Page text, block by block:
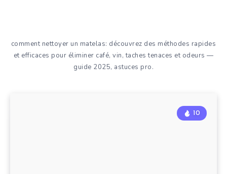
comment nettoyer un matelas: découvrez des méthodes rapides
et efficaces pour éliminer café, vin, taches tenaces et odeurs —
guide 2025, astuces pro.
10